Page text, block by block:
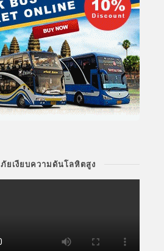
ภัยเงียบความดันโลหิตสูง